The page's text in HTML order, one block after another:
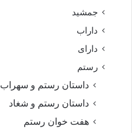
جمشید
داراب
دارای
رستم
داستان رستم و سهراب
داستان رستم و شغاد
هفت خوان رستم‏